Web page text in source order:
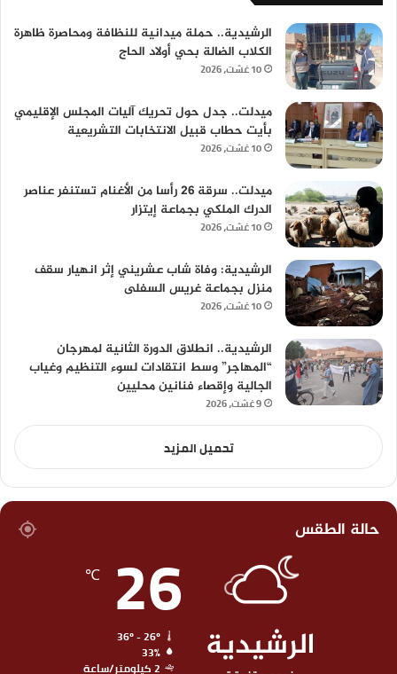
الرشيدية.. حملة ميدانية للنظافة ومحاصرة ظاهرة
الكلاب الضالة بحي أولاد الحاج
10 غشت، 2026
ميدلت.. جدل حول تحريك آليات المجلس الإقليمي
بأيت حطاب قبيل الانتخابات التشريعية
10 غشت، 2026
ميدلت.. سرقة 26 رأسا من الأغنام تستنفر عناصر
الدرك الملكي بجماعة إيتزار
10 غشت، 2026
الرشيدية: وفاة شاب عشريني إثر انهيار سقف
منزل بجماعة غريس السفلى
10 غشت، 2026
الرشيدية.. انطلاق الدورة الثانية لمهرجان
“المهاجر” وسط انتقادات لسوء التنظيم وغياب
الجالية وإقصاء فنانين محليين
9 غشت، 2026
تحميل المزيد
حالة الطقس
الرشيدية
26
℃
36º - 26º
33%
2 كيلومتر/ساعة